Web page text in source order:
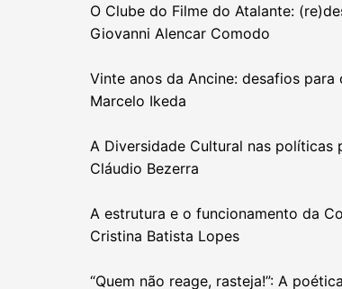
O Clube do Filme do Atalante:
Giovanni Alencar Comodo
Vinte anos da Ancine: desafios
Marcelo Ikeda
A Diversidade Cultural nas
Cláudio Bezerra
A estrutura e o funcionamento da
Cristina Batista Lopes
“Quem não reage, rasteja!”: A